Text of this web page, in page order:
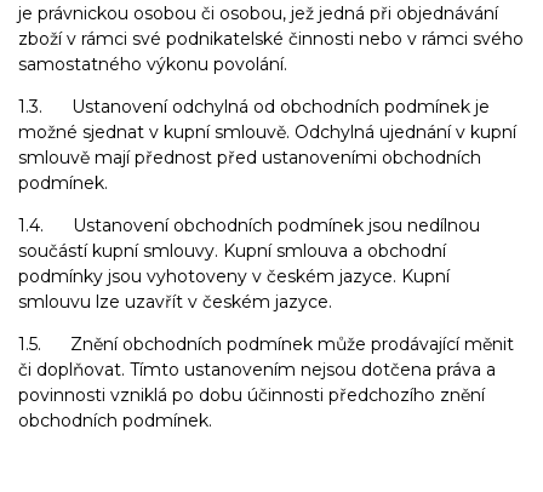
je právnickou osobou či osobou, jež jedná při objednávání
zboží v rámci své podnikatelské činnosti nebo v rámci svého
samostatného výkonu povolání.
1.3. Ustanovení odchylná od obchodních podmínek je
možné sjednat v kupní smlouvě. Odchylná ujednání v kupní
smlouvě mají přednost před ustanoveními obchodních
podmínek.
1.4. Ustanovení obchodních podmínek jsou nedílnou
součástí kupní smlouvy. Kupní smlouva a obchodní
podmínky jsou vyhotoveny v českém jazyce. Kupní
smlouvu lze uzavřít v českém jazyce.
1.5. Znění obchodních podmínek může prodávající měnit
či doplňovat. Tímto ustanovením nejsou dotčena práva a
povinnosti vzniklá po dobu účinnosti předchozího znění
obchodních podmínek.